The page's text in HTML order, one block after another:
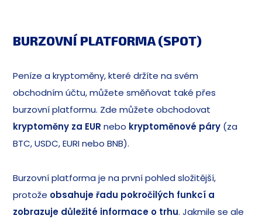
BURZOVNÍ PLATFORMA (SPOT)
Peníze a kryptoměny, které držíte na svém
obchodním účtu, můžete směňovat také přes
burzovní platformu. Zde můžete obchodovat
kryptoměny za EUR nebo kryptoměnové páry (za
BTC, USDC, EURI nebo BNB).
Burzovní platforma je na první pohled složitější,
protože obsahuje řadu pokročilých funkcí a
zobrazuje důležité informace o trhu. Jakmile se ale